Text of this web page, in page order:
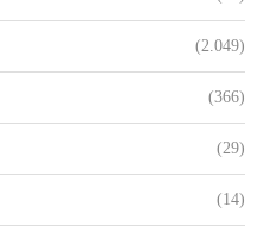
(2.049)
(366)
(29)
(14)